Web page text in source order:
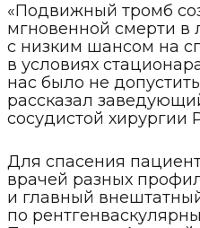
«Подвижный тромб
мгновенной смерти в
с низким шансом на
в условиях
нас было не
рассказал
сосудистой
Для спасения
врачей разных
и главный
по